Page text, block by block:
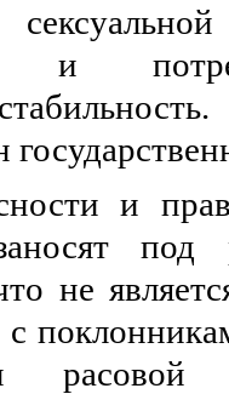
и
под
не
расовой